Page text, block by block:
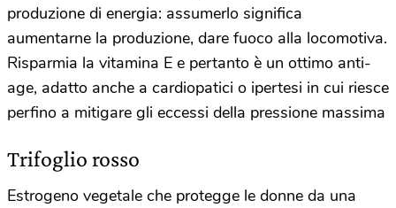
produzione di energia: assumerlo significa
aumentarne la produzione, dare fuoco alla locomotiva.
Risparmia la vitamina E e pertanto è un ottimo anti-
age, adatto anche a cardiopatici o ipertesi in cui riesce
perfino a mitigare gli eccessi della pressione massima
Trifoglio rosso
Estrogeno vegetale che protegge le donne da una